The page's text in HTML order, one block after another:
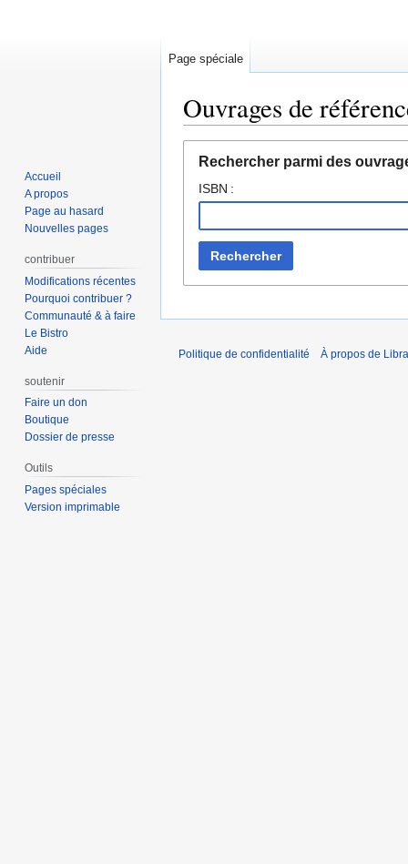
Ouvrages de
Rechercher parmi des
ISBN :
Rechercher
Page spéciale
Accueil
A propos
Page au hasard
Nouvelles pages
contribuer
Modifications récentes
Pourquoi contribuer ?
Communauté & à faire
Le Bistro
Aide
soutenir
Faire un don
Boutique
Dossier de presse
Outils
Pages spéciales
Version imprimable
Politique de confidentialité À propos de